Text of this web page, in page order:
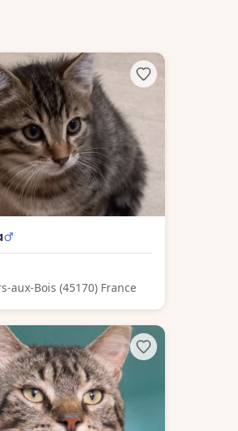
aux-Bois (45170) France